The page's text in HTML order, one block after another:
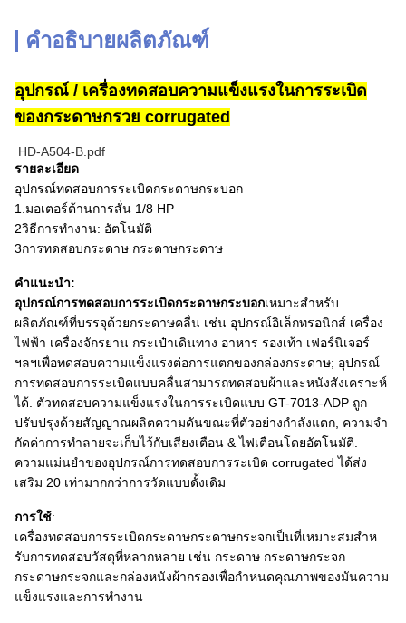
คำอธิบายผลิตภัณฑ์
อุปกรณ์ / เครื่องทดสอบความแข็งแรงในการระเบิด
ของกระดาษกรวย corrugated
HD-A504-B.pdf
รายละเอียด
อุปกรณ์ทดสอบการระเบิดกระดาษกระบอก
1.มอเตอร์ต้านการสั่น 1/8 HP
2วิธีการทํางาน: อัตโนมัติ
3การทดสอบกระดาษ กระดาษกระดาษ
คําแนะนํา:
อุปกรณ์การทดสอบการระเบิดกระดาษกระบอกเหมาะสําหรับ
ผลิตภัณฑ์ที่บรรจุด้วยกระดาษคลื่น เช่น อุปกรณ์อิเล็กทรอนิกส์ เครื่อง
ไฟฟ้า เครื่องจักรยาน กระเป๋าเดินทาง อาหาร รองเท้า เฟอร์นิเจอร์
ฯลฯเพื่อทดสอบความแข็งแรงต่อการแตกของกล่องกระดาษ; อุปกรณ์
การทดสอบการระเบิดแบบคลื่นสามารถทดสอบผ้าและหนังสังเคราะห์
ได้. ตัวทดสอบความแข็งแรงในการระเบิดแบบ GT-7013-ADP ถูก
ปรับปรุงด้วยสัญญาณผลิตความดันขณะที่ตัวอย่างกําลังแตก, ความจํา
กัดค่าการทําลายจะเก็บไว้กับเสียงเตือน & ไฟเตือนโดยอัตโนมัติ.
ความแม่นยําของอุปกรณ์การทดสอบการระเบิด corrugated ได้ส่ง
เสริม 20 เท่ามากกว่าการวัดแบบดั้งเดิม
การใช้:
เครื่องทดสอบการระเบิดกระดาษกระดาษกระจกเป็นที่เหมาะสมสําห
รับการทดสอบวัสดุที่หลากหลาย เช่น กระดาษ กระดาษกระจก
กระดาษกระจกและกล่องหนังผ้ากรองเพื่อกําหนดคุณภาพของมันความ
แข็งแรงและการทํางาน